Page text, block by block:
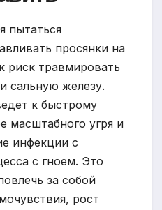
пытаться
просянки на
риск травмировать
сальную железу.
к быстрому
масштабного угря и
инфекции с
с гноем. Это
за собой
рост